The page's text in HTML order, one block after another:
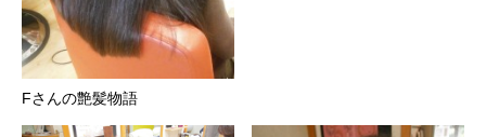
Fさんの艶髪物語